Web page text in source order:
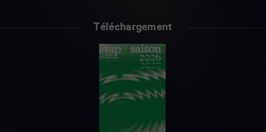
Téléchargement